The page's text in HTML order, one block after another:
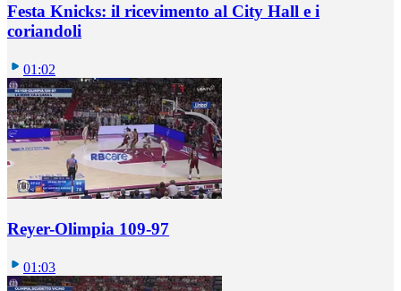
Festa Knicks: il ricevimento al City Hall e i
coriandoli
01:02
Reyer-Olimpia 109-97
01:03